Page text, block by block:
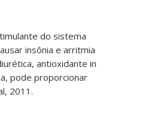
do sistema
insônia e arritmia
antioxidante in
pode proporcionar
2011.